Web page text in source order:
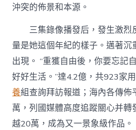
沖突的佈景和本源。
三集錄像播發后，發生激烈
量是她這個年紀的樣子。邁著沉
出現。 “重獲自由後，你要忘記
好好生活。”達4.2億，共923家
養組查詢拜訪報道；海內各傳
萬，列國媒體高度追蹤關心并轉
越20萬，成為又一景象級作品。